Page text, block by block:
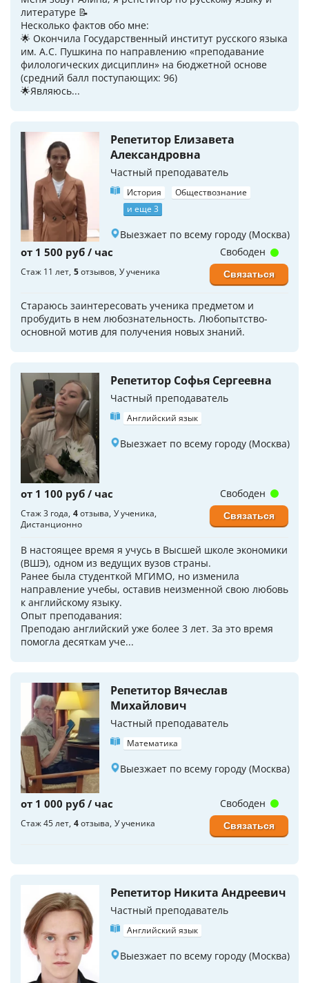
литературе 📝
Несколько фактов обо мне:
🌟 Окончила Государственный институт русского языка
им. А.С. Пушкина по направлению «преподавание
филологических дисциплин» на бюджетной основе
(средний балл поступающих: 96)
🌟Являюсь...
Репетитор Елизавета
Александровна
Частный преподаватель
История
Обществознание
и еще 3
Выезжает по всему городу (Москва)
от 1 500 руб / час
Стаж 11 лет 5отзывов У ученика
Стараюсь заинтересовать ученика предметом и
пробудить в нем любознательность. Любопытство-
основной мотив для получения новых знаний.
Свободен
Связаться
Репетитор Софья Сергеевна
Частный преподаватель
Английский язык
Выезжает по всему городу (Москва)
от 1 100 руб / час
Стаж 3 года 4отзыва У ученика
Дистанционно
В настоящее время я учусь в Высшей школе экономики
(ВШЭ), одном из ведущих вузов страны.
Ранее была студенткой МГИМО, но изменила
направление учебы, оставив неизменной свою любовь
к английскому языку.
Опыт преподавания:
Преподаю английский уже более 3 лет. За это время
помогла десяткам уче...
Свободен
Связаться
Репетитор Вячеслав
Михайлович
Частный преподаватель
Математика
Выезжает по всему городу (Москва)
от 1 000 руб / час
Стаж 45 лет 4отзыва У ученика
Свободен
Связаться
Репетитор Никита Андреевич
Частный преподаватель
Английский язык
Выезжает по всему городу (Москва)